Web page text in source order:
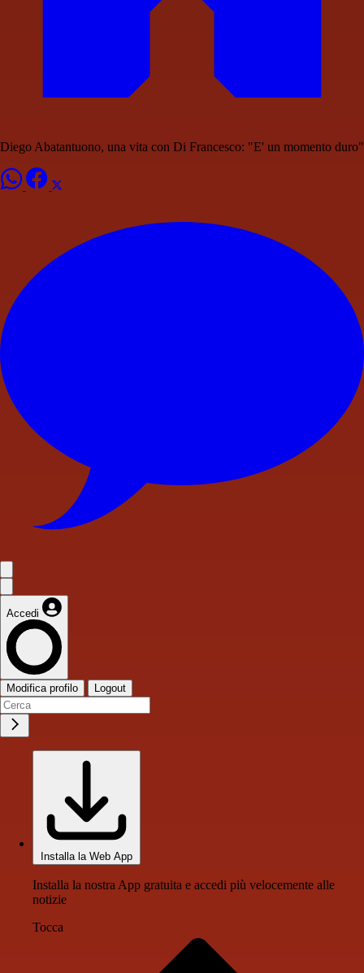
Diego Abatantuono, una vita con Di Francesco: "E' un momento duro"
Accedi
Modifica profilo Logout
Installa la Web App
Installa la nostra App gratuita e accedi più velocemente alle
notizie
Tocca